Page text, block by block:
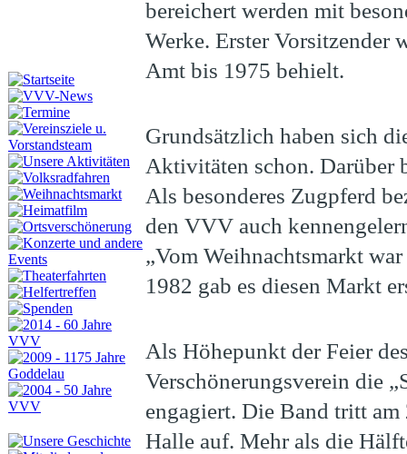
bereichert werden mit
Werke. Erster Vorsitzender
Amt bis 1975 behielt.
Grundsätzlich haben sich
Aktivitäten schon. Darüber
Als besonderes Zugpferd
den VVV auch
„Vom Weihnachtsmarkt
1982 gab es diesen Markt
Als Höhepunkt der Feier
Verschönerungsverein die
engagiert. Die Band tritt
Halle auf. Mehr als die